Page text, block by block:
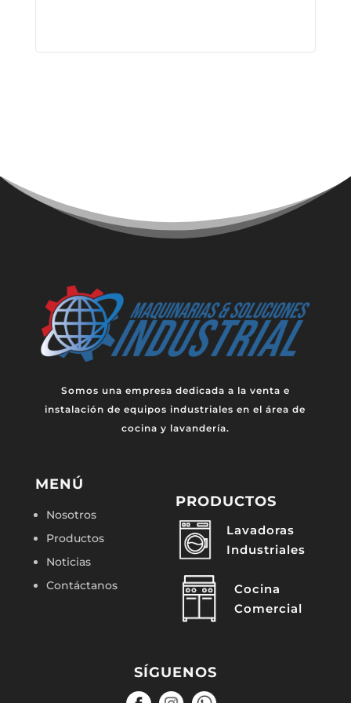
Somos una empresa dedicada a la venta e
instalación de equipos industriales en el área de
cocina y lavandería.
MENÚ
Nosotros
Productos
Noticias
Contáctanos
PRODUCTOS
Lavadoras
Industriales
Cocina
Comercial
SÍGUENOS